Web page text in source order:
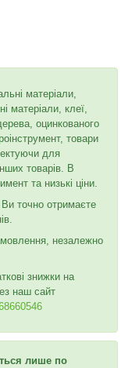
матеріали,
матеріали, клеї,
оцинкованого
товари
для
товарів. В
та низькі ціни.
точно отримаєте
незалежно
знижки на
наш сайт
лише по